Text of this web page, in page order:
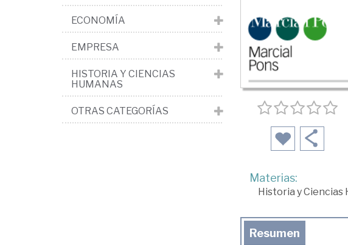
Materias:
Historia y Ciencias
Resumen
ECONOMÍA
EMPRESA
HISTORIA Y CIENCIAS
HUMANAS
OTRAS CATEGORÍAS